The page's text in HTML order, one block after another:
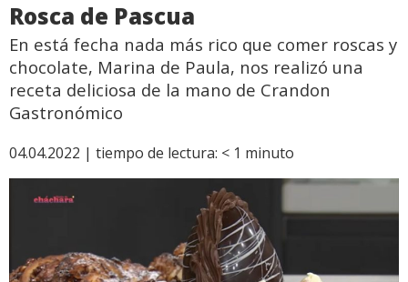
Rosca de Pascua
En está fecha nada más rico que comer roscas y
chocolate, Marina de Paula, nos realizó una
receta deliciosa de la mano de Crandon
Gastronómico
04.04.2022 | tiempo de lectura: < 1 minuto